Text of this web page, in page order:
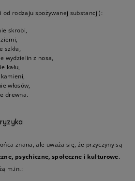
od rodzaju spożywanej substancji):
skrobi,
szkła,
wydzielin z nosa,
kału,
włosów,
drewna.
znana, ale uważa się, że przyczyny są
psychiczne, społeczne i kulturowe.
m.in.: